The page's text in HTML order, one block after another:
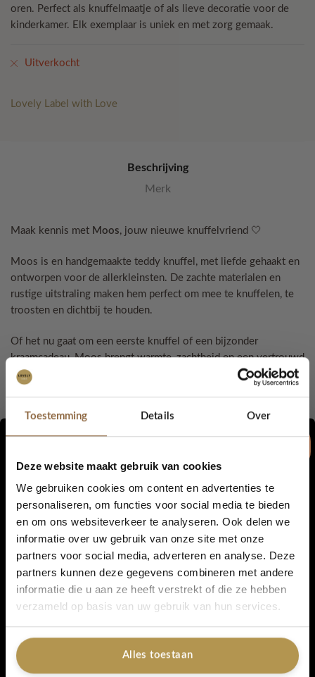
Toestemming Details Over
Deze website maakt gebruik van cookies
We gebruiken cookies om content en advertenties te
personaliseren, om functies voor social media te bieden
en om ons websiteverkeer te analyseren. Ook delen we
informatie over uw gebruik van onze site met onze
partners voor social media, adverteren en analyse. Deze
partners kunnen deze gegevens combineren met andere
informatie die u aan ze heeft verstrekt of die ze hebben
verzameld op basis van uw gebruik van hun services.
Alles toestaan
oren. Perfect als knuffelmaatje of als lieve decoratie voor de
kinderkamer. Elk exemplaar is uniek en met zorg gemaak.
Uitverkocht
Lovely Label with Love
Beschrijving
Merk
Maak kennis met Moos, jouw nieuwe knuffelvriend 🤍
Moos is en handgemaakte teddy knuffel, met liefde gehaakt en
ontworpen voor de allerkleinsten. De zachte materialen en
rustige uitstraling maken hem perfect om mee te knuffelen, te
troosten en dichtbij te houden.
Of het nu gaat om een eerste knuffel of een bijzonder
kraamcadeau, Moos brengt warmte, zachtheid en een vertrouwd
gevoel.
🤎 Zacht en babyvriendelijk
🤎 Uniek en tijdloos design
Een knuffel om te koesteren, elke dag opnieuw 🧸
Materiaal:100% katoen
Pootjes & oren:zacht teddy garen
Handgemaakt met liefde
Elk exemplaar is uniek
5% korting...
Ja, graag!